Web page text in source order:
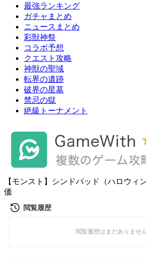
最強ランキング
ガチャまとめ
ニュースまとめ
彩獣神祭
コラボ予想
クエスト攻略
神獣の聖域
転界の遺跡
破界の星墓
禁忌の獄
絶級トーナメント
【モンスト】シンドバッド（ハロウィ
価